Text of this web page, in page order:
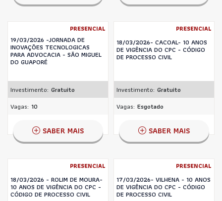
PRESENCIAL
19/03/2026 -JORNADA DE
INOVAÇÕES TECNOLOGICAS
PARA ADVOCACIA - SÃO MIGUEL
DO GUAPORÉ
Investimento: Gratuito
Vagas: 10
SABER MAIS
PRESENCIAL
18/03/2026- CACOAL- 10 ANOS
DE VIGÊNCIA DO CPC - CÓDIGO
DE PROCESSO CIVIL
Investimento: Gratuito
Vagas: Esgotado
SABER MAIS
PRESENCIAL
18/03/2026 - ROLIM DE MOURA-
10 ANOS DE VIGÊNCIA DO CPC -
CÓDIGO DE PROCESSO CIVIL
PRESENCIAL
17/03/2026- VILHENA - 10 ANOS
DE VIGÊNCIA DO CPC - CÓDIGO
DE PROCESSO CIVIL